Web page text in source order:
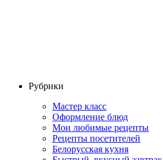
Рубрики
Мастер класс
Оформление блюд
Мои любимые рецепты
Рецепты посетителей
Белорусская кухня